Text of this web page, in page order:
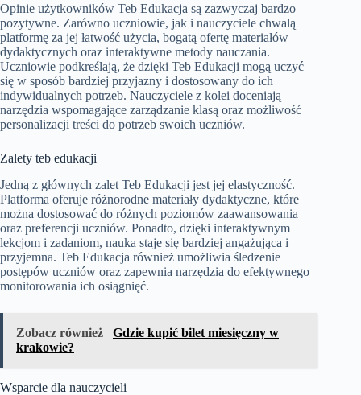
Opinie użytkowników Teb Edukacja są zazwyczaj bardzo
pozytywne. Zarówno uczniowie, jak i nauczyciele chwalą
platformę za jej łatwość użycia, bogatą ofertę materiałów
dydaktycznych oraz interaktywne metody nauczania.
Uczniowie podkreślają, że dzięki Teb Edukacji mogą uczyć
się w sposób bardziej przyjazny i dostosowany do ich
indywidualnych potrzeb. Nauczyciele z kolei doceniają
narzędzia wspomagające zarządzanie klasą oraz możliwość
personalizacji treści do potrzeb swoich uczniów.
Zalety teb edukacji
Jedną z głównych zalet Teb Edukacji jest jej elastyczność.
Platforma oferuje różnorodne materiały dydaktyczne, które
można dostosować do różnych poziomów zaawansowania
oraz preferencji uczniów. Ponadto, dzięki interaktywnym
lekcjom i zadaniom, nauka staje się bardziej angażująca i
przyjemna. Teb Edukacja również umożliwia śledzenie
postępów uczniów oraz zapewnia narzędzia do efektywnego
monitorowania ich osiągnięć.
Zobacz również
Gdzie kupić bilet miesięczny w
krakowie?
Wsparcie dla nauczycieli